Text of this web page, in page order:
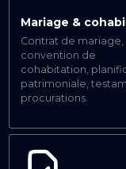
Mariage &
Contrat de mariage,
convention de
cohabitation,
patrimoniale,
procurations.